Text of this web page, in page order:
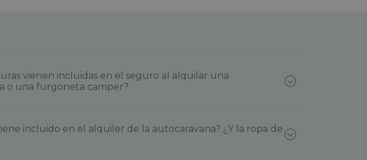
vienen incluidas en el seguro al alquilar una
o una furgoneta camper?
incluido en el alquiler de la autocaravana? ¿Y la ropa de